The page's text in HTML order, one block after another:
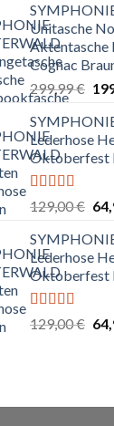
Unitasche
Aktentasche
Cognac
299,99€
Lederhose
Oktoberfest
Bewertet
5.00
5
129,00€
Lederhose
Oktoberfest
Bewertet
5.00
129,00€